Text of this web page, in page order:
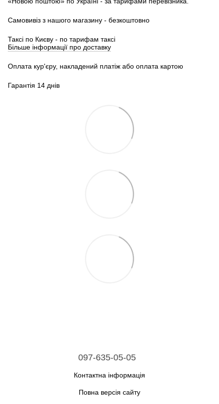
Самовивіз з нашого магазину - безкоштовно
Таксі по Києву - по тарифам таксі
Більше інформації про доставку
Оплата кур'єру, накладений платіж або оплата картою
Гарантія 14 днів
097-635-05-05
Контактна інформація
Повна версія сайту